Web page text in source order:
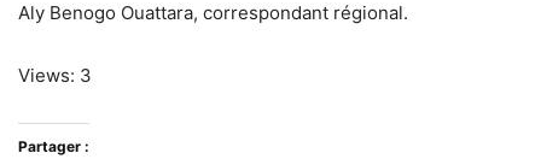
Aly Benogo Ouattara, correspondant régional.
Views: 3
Partager :